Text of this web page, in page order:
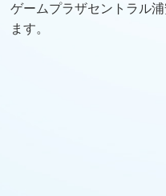
ゲームプラザセントラル
ます。